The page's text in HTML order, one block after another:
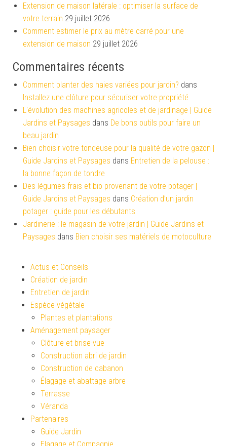
Extension de maison latérale : optimiser la surface de
votre terrain 29 juillet 2026
Comment estimer le prix au mètre carré pour une
extension de maison 29 juillet 2026
Commentaires récents
Comment planter des haies variées pour jardin? dans
Installez une clôture pour sécuriser votre propriété
L'évolution des machines agricoles et de jardinage | Guide
Jardins et Paysages dans De bons outils pour faire un
beau jardin
Bien choisir votre tondeuse pour la qualité de votre gazon |
Guide Jardins et Paysages dans Entretien de la pelouse :
la bonne façon de tondre
Des légumes frais et bio provenant de votre potager |
Guide Jardins et Paysages dans Création d’un jardin
potager : guide pour les débutants
Jardinerie : le magasin de votre jardin | Guide Jardins et
Paysages dans Bien choisir ses matériels de motoculture
Actus et Conseils
Création de jardin
Entretien de jardin
Espèce végétale
Plantes et plantations
Aménagement paysager
Clôture et brise-vue
Construction abri de jardin
Construction de cabanon
Élagage et abattage arbre
Terrasse
Véranda
Partenaires
Guide Jardin